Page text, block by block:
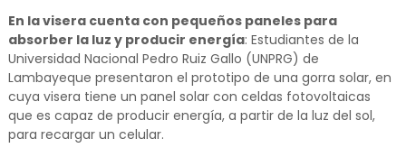
En la visera cuenta con pequeños paneles para
absorber la luz y producir energía: Estudiantes de la
Universidad Nacional Pedro Ruiz Gallo (UNPRG) de
Lambayeque presentaron el prototipo de una gorra solar, en
cuya visera tiene un panel solar con celdas fotovoltaicas
que es capaz de producir energía, a partir de la luz del sol,
para recargar un celular.